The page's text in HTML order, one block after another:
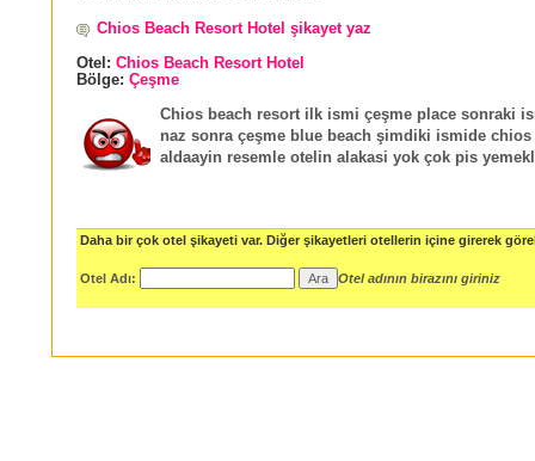
Chios Beach Resort Hotel şikayet yaz
Otel: Chios Beach Resort Hotel
Bölge: Çeşme
Chios beach resort ilk ismi çeşme place sonraki
naz sonra çeşme blue beach şimdiki ismide chios
aldaayin resemle otelin alakasi yok çok pis
Daha bir çok otel şikayeti var. Diğer şikayetleri otellerin içine girerek
Otel Adı: Otel adının birazını giriniz